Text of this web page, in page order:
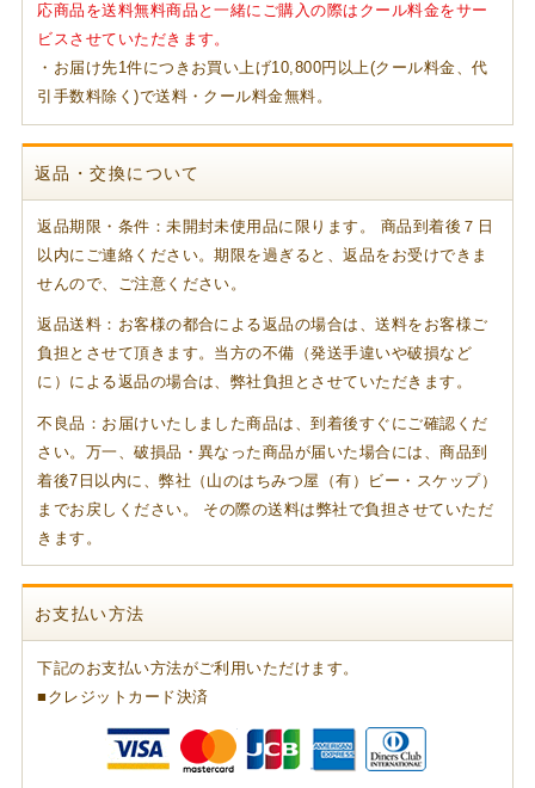
応商品を送料無料商品と一緒にご購入の際はクール料金をサー
ビスさせていただきます。
・お届け先1件につきお買い上げ10,800円以上(クール料金、代
引手数料除く)で送料・クール料金無料。
返品・交換について
返品期限・条件：未開封未使用品に限ります。 商品到着後７日
以内にご連絡ください。期限を過ぎると、返品をお受けできま
せんので、ご注意ください。
返品送料：お客様の都合による返品の場合は、送料をお客様ご
負担とさせて頂きます。当方の不備（発送手違いや破損など
に）による返品の場合は、弊社負担とさせていただきます。
不良品：お届けいたしました商品は、到着後すぐにご確認くだ
さい。万一、破損品・異なった商品が届いた場合には、商品到
着後7日以内に、弊社（山のはちみつ屋（有）ビー・スケップ）
までお戻しください。 その際の送料は弊社で負担させていただ
きます。
お支払い方法
下記のお支払い方法がご利用いただけます。
■クレジットカード決済